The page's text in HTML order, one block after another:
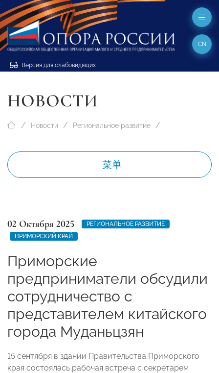
Версия для слабовидящих
CN
НОВОСТИ
Новости Региональное развитие
菜单
02 Октября 2025
РЕГИОНАЛЬНОЕ РАЗВИТИЕ
ПРИМОРСКИЙ КРАЙ
Приморские
предприниматели обсудили
сотрудничество с
представителем китайского
города Муданьцзян
15 сентября в здании Правительства Приморского
края состоялась рабочая встреча с секретарем